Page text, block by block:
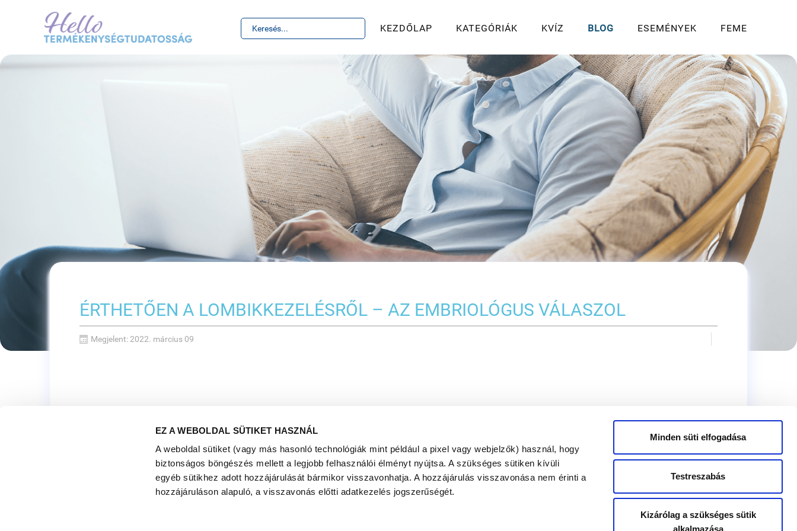
EZ A WEBOLDAL SÜTIKET HASZNÁL
A weboldal sütiket (vagy más hasonló technológiák mint például a pixel vagy webjelzők) használ, hogy
biztonságos böngészés mellett a legjobb felhasználói élményt nyújtsa. A szükséges sütiken kívüli
egyéb sütikhez adott hozzájárulását bármikor visszavonhatja. A hozzájárulás visszavonása nem érinti a
hozzájáruláson alapuló, a visszavonás előtti adatkezelés jogszerűségét.
Minden süti elfogadása
Testreszabás
Kizárólag a szükséges sütik
alkalmazása
KEZDŐLAP KATEGÓRIÁK KVÍZ BLOG ESEMÉNYEK FEME
ÉRTHETŐEN A LOMBIKKEZELÉSRŐL – AZ EMBRIOLÓGUS VÁLASZOL
Megjelent: 2022. március 09